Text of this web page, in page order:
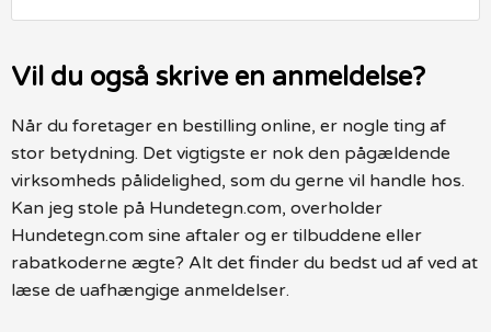
Vil du også skrive en anmeldelse?
Når du foretager en bestilling online, er nogle ting af
stor betydning. Det vigtigste er nok den pågældende
virksomheds pålidelighed, som du gerne vil handle hos.
Kan jeg stole på Hundetegn.com, overholder
Hundetegn.com sine aftaler og er tilbuddene eller
rabatkoderne ægte? Alt det finder du bedst ud af ved at
læse de uafhængige anmeldelser.